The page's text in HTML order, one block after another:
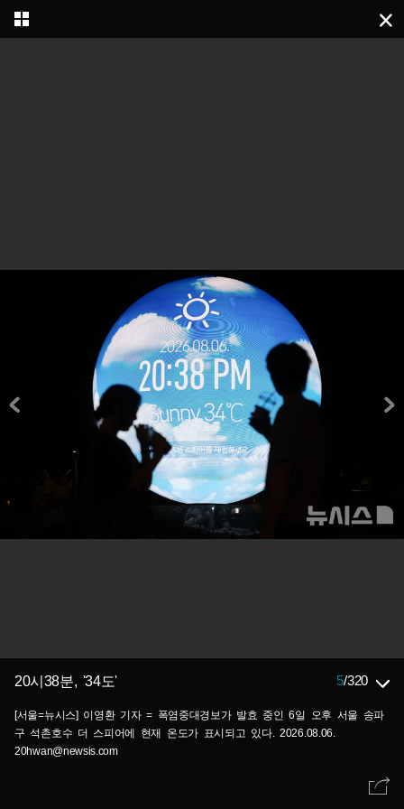
20시38분, '34도' 5/320
[서울=뉴시스] 이영환 기자 = 폭염중대경보가 발효 중인 6일 오후 서울 송파
구 석촌호수 더 스피어에 현재 온도가 표시되고 있다. 2026.08.06.
20hwan@newsis.com